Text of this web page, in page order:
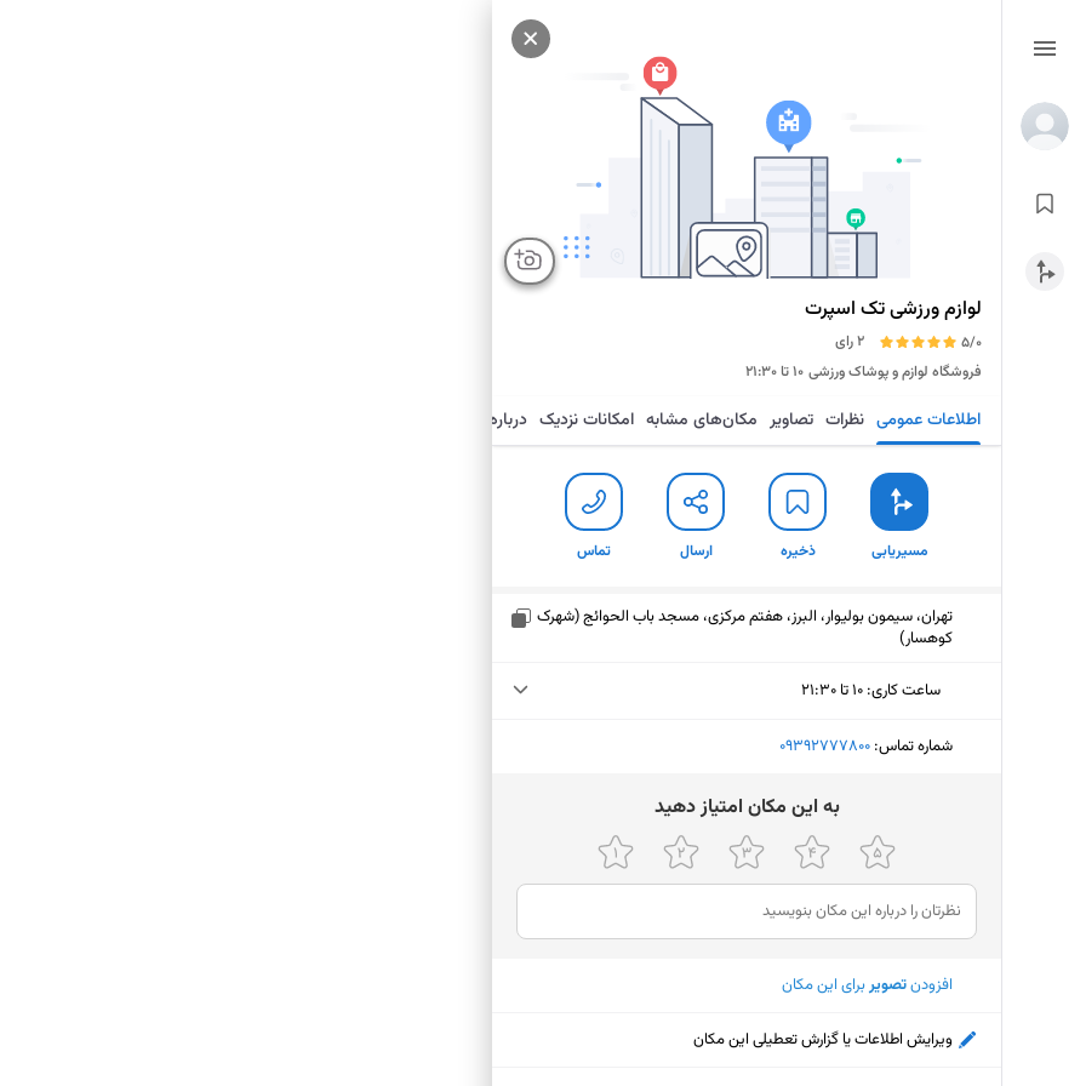
لوازم ورزشی تک اسپرت
5/0
2 رای
فروشگاه لوازم و پوشاک ورزشی ۱۰ تا ۲۱:۳۰
اطلاعات عمومی نظرات تصاویر مکان‌های مشابه امکانات نزدیک درباره
مسیریابی ذخیره ارسال تماس
تهران، سیمون بولیوار، البرز، هفتم مرکزی، مسجد باب الحوائج (شهرک
کوهسار)
ساعت کاری: ۱۰ تا ۲۱:۳۰
یکشنبه (امروز)
چهارشنبه
۱۰ تا ۲۱:۳۰
پنجشنبه
۱۰ تا ۲۱:۳۰
جمعه
شنبه
شماره تماس: ‎09392777800
ﺑﻪ اﯾﻦ ﻣﮑﺎن اﻣﺘﯿﺎز دﻫﯿﺪ
افزودنتصویربرای این مکان
ویرایش اطلاعات یا گزارش تعطیلی این مکان